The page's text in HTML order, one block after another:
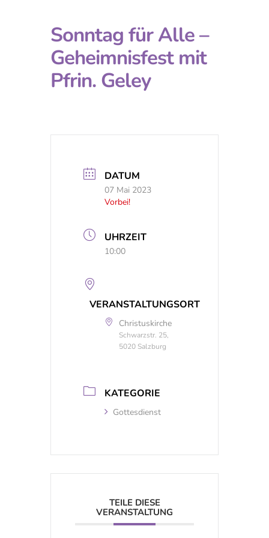
Sonntag für Alle –
Geheimnisfest mit
Pfrin. Geley
DATUM
07 Mai 2023
Vorbei!
UHRZEIT
10:00
VERANSTALTUNGSORT
Christuskirche
Schwarzstr. 25,
5020 Salzburg
KATEGORIE
Gottesdienst
TEILE DIESE
VERANSTALTUNG